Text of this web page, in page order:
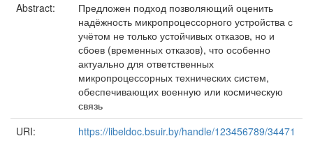
Abstract:
Предложен подход позволяющий оценить
надёжность микропроцессорного устройства с
учётом не только устойчивых отказов, но и
сбоев (временных отказов), что особенно
актуально для ответственных
микропроцессорных технических систем,
обеспечивающих военную или космическую
связь
URI:
https://libeldoc.bsuir.by/handle/123456789/34471